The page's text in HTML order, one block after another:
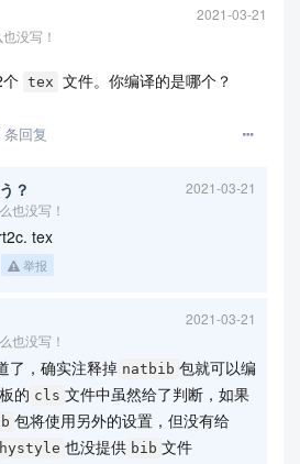
2021-03-21
没写！
tex 文件。你编译的是哪个？
条回复
？
2021-03-21
也没写！
tex
举报
2021-03-21
也没写！
了，确实注释掉 natbib 包就可以编
的 cls 文件中虽然给了判断，如果
包将使用另外的设置，但没有给
也没提供 bib 文件